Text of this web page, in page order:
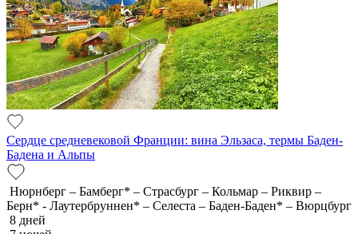
Сердце средневековой Франции: вина Эльзаса, термы Баден-
Бадена и Альпы
Нюрнберг – Бамберг* – Страсбург – Кольмар – Риквир –
Берн* - Лаутербруннен* – Селеста – Баден-Баден* – Вюрцбург
8 дней